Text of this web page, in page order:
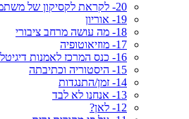
20- לקראת לקסיקון של משתמשות
19- אוריון
18- מה עושה מרחב ציבורי
17- מוזיאוטופיה
16- כנס המרכז לאמנות דיגיטלית
15- היסטוריה וכתיבתה
14- זמן/התנגדות
13- אנחנו לא לבד
12- לאן?